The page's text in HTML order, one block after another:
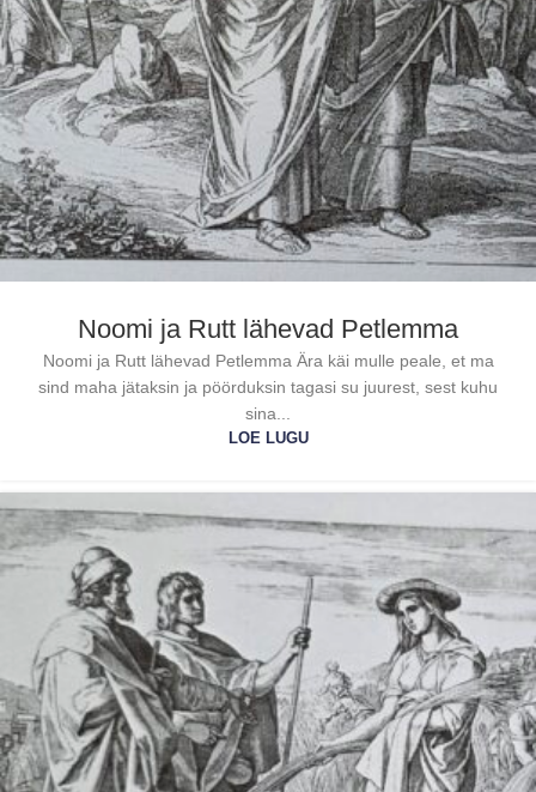
Noomi ja Rutt lähevad Petlemma
Noomi ja Rutt lähevad Petlemma Ära käi mulle peale, et ma
sind maha jätaksin ja pöörduksin tagasi su juurest, sest kuhu
sina...
LOE LUGU